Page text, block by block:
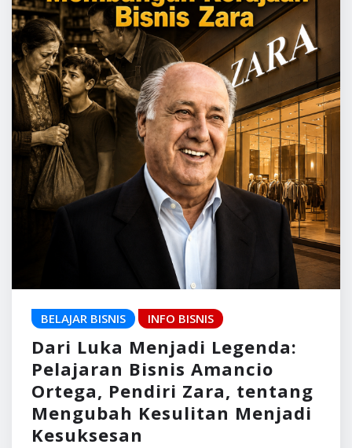
BELAJAR BISNIS INFO BISNIS
Dari Luka Menjadi Legenda:
Pelajaran Bisnis Amancio
Ortega, Pendiri Zara, tentang
Mengubah Kesulitan Menjadi
Kesuksesan